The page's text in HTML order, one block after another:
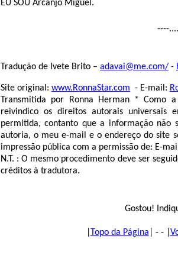
EU SOU Arcanjo Miguel.
----
Tradução de Ivete Brito – adavai@me.com/ -
Site original: www.RonnaStar.com - E-mail:
Transmitida por Ronna Herman * Como
reivindico os direitos autorais
permitida, contanto que a informação não
autoria, o meu e-mail e o endereço do site
impressão pública com a permissão de: E-
N.T. : O mesmo procedimento deve ser
créditos à tradutora.
Gostou!
Topo da Página | - - |